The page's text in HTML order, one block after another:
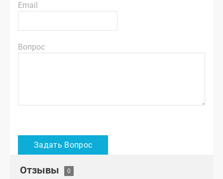
Email
Вопрос
Отзывы